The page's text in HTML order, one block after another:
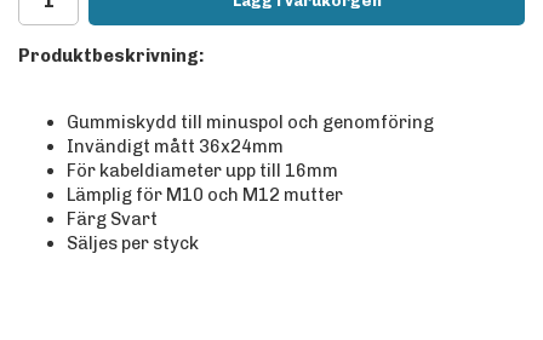
Produktbeskrivning:
Gummiskydd till minuspol och genomföring
Invändigt mått 36x24mm
För kabeldiameter upp till 16mm
Lämplig för M10 och M12 mutter
Färg Svart
Säljes per styck